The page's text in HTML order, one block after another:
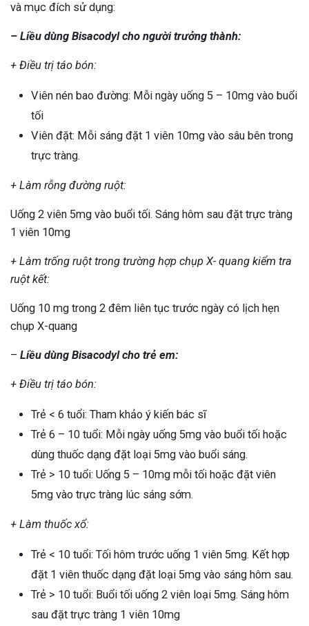
và mục đích sử dụng:
– Liều dùng Bisacodyl cho người trưởng thành:
+ Điều trị táo bón:
Viên nén bao đường: Mỗi ngày uống 5 – 10mg vào buổi
tối
Viên đặt: Mỗi sáng đặt 1 viên 10mg vào sâu bên trong
trực tràng.
+ Làm rỗng đường ruột:
Uống 2 viên 5mg vào buổi tối. Sáng hôm sau đặt trực tràng
1 viên 10mg
+ Làm trống ruột trong trường hợp chụp X- quang kiểm tra
ruột kết:
Uống 10 mg trong 2 đêm liên tục trước ngày có lịch hẹn
chụp X-quang
– Liều dùng Bisacodyl cho trẻ em:
+ Điều trị táo bón:
Trẻ < 6 tuổi: Tham khảo ý kiến bác sĩ
Trẻ 6 – 10 tuổi: Mỗi ngày uống 5mg vào buổi tối hoặc
dùng thuốc dạng đặt loại 5mg vào buổi sáng.
Trẻ > 10 tuổi: Uống 5 – 10mg mỗi tối hoặc đặt viên
5mg vào trực tràng lúc sáng sớm.
+ Làm thuốc xổ:
Trẻ < 10 tuổi: Tối hôm trước uống 1 viên 5mg. Kết hợp
đặt 1 viên thuốc dạng đặt loại 5mg vào sáng hôm sau.
Trẻ > 10 tuổi: Buổi tối uống 2 viên loại 5mg. Sáng hôm
sau đặt trực tràng 1 viên 10mg